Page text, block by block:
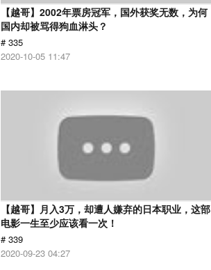
【越哥】2002年票房冠军，国外获奖无数，为何
国内却被骂得狗血淋头？
# 335
2020-10-05 11:47
【越哥】月入3万，却遭人嫌弃的日本职业，这部
电影一生至少应该看一次！
# 339
2020-09-23 04:27